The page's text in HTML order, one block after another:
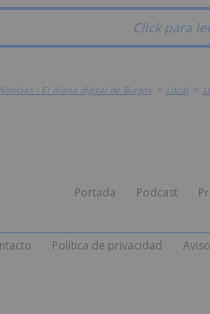
Click para
- El diario digital de Burgos > Local >
Portada Podcast
Política de privacidad